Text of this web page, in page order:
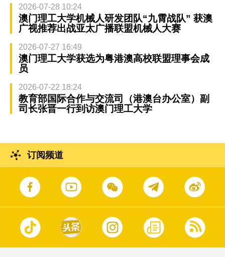
2026-07-28 10:24
澳门理工大学机械人研发团队“九霄战队” 获澳
广视推荐出战亚太广播联盟机械人大赛
2026-07-27 16:49
澳门理工大学获选为粤港澳高校联盟理事会成
员
2026-07-22 18:24
教育部国际合作与交流司（港澳台办公室）副
司长张晋一行到访澳门理工大学
订阅频道